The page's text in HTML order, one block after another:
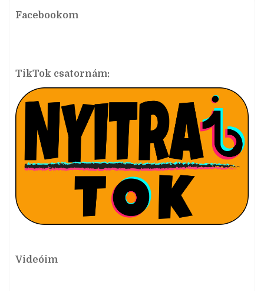
Facebookom
TikTok csatornám:
Videóim